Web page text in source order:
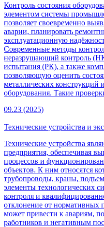
Контроль состояния
элементом системы
позволяет своевременно
аварии, планировать
эксплуатационную
Современные методы
неразрушающий контроль
испытания (РК), а также
позволяющую оценить
металлических конструкций
оборудования. Такие
09.23 (2025)
Технические устройства и
Технические устройства
предприятия, обеспечивая
процессов и
объектов. К ним относятся
трубопроводы, краны,
элементы технологических
контроля и
отклонение от нормативных
может привести к авариям,
работников и негативным